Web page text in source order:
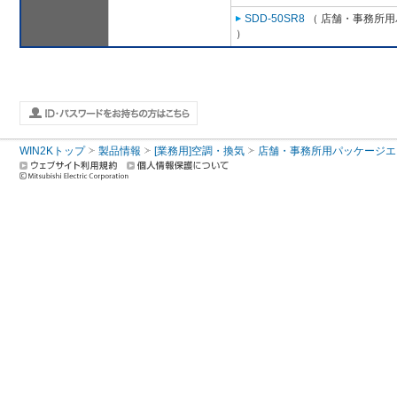
SDD-50SR8 （ 店舗・事務所
）
WIN2Kトップ 製品情報 [業務用]空調・換気 店舗・事務所用パッケージ